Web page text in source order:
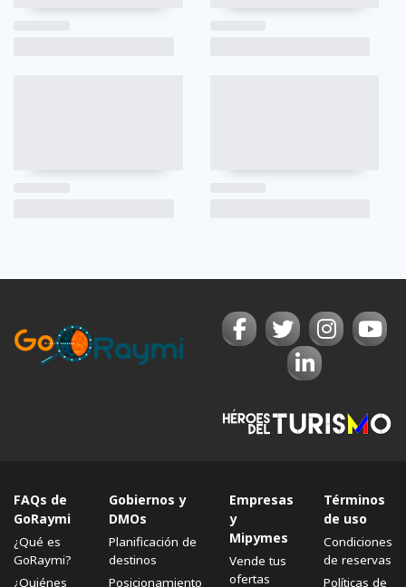
FAQs de
GoRaymi
¿Qué es
GoRaymi?
¿Quiénes
Gobiernos y
DMOs
Planificación de
destinos
Posicionamiento
Empresas
y
Mipymes
Vende tus
ofertas
Términos
de uso
Condiciones
de reservas
Políticas de